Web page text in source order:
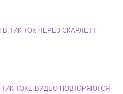
В ТИК ТОК ЧЕРЕЗ СКАРЛЕТТ
ТОКЕ ВИДЕО ПОВТОРЯЮТСЯ